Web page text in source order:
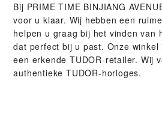
Bij ‭PRIME TIME BINJIANG
voor u klaar. Wij hebben een
helpen u graag bij het vinden van
dat perfect bij u past. Onze
een erkende TUDOR-retailer. Wij
authentieke TUDOR-horloges.